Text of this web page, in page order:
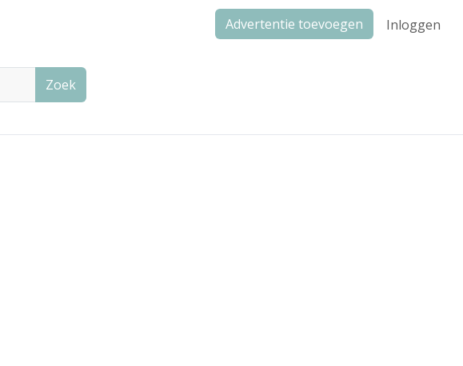
Advertentie toevoegen Inloggen
Zoek